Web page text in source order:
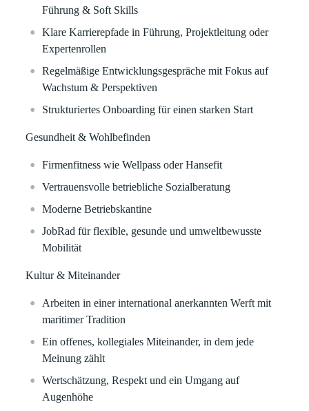
Führung & Soft Skills
Klare Karrierepfade in Führung, Projektleitung oder
Expertenrollen
Regelmäßige Entwicklungsgespräche mit Fokus auf
Wachstum & Perspektiven
Strukturiertes Onboarding für einen starken Start
Gesundheit & Wohlbefinden
Firmenfitness wie Wellpass oder Hansefit
Vertrauensvolle betriebliche Sozialberatung
Moderne Betriebskantine
JobRad für flexible, gesunde und umweltbewusste
Mobilität
Kultur & Miteinander
Arbeiten in einer international anerkannten Werft mit
maritimer Tradition
Ein offenes, kollegiales Miteinander, in dem jede
Meinung zählt
Wertschätzung, Respekt und ein Umgang auf
Augenhöhe